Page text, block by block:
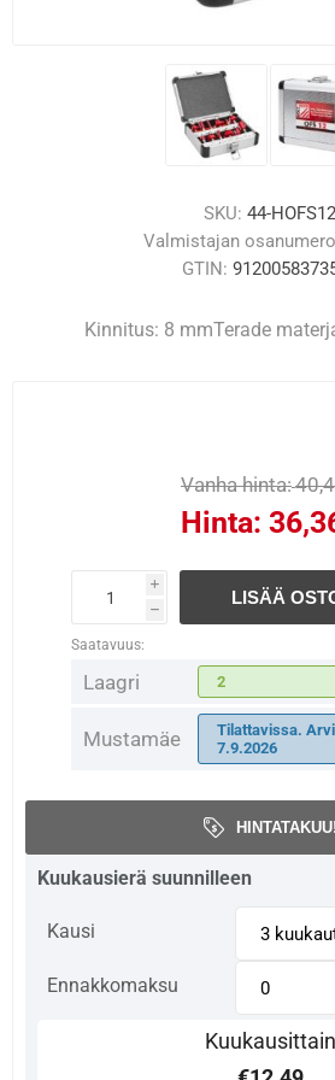
SKU: 44-HOFS12
Valmistajan
GTIN:
Kinnitus: 8 mmTerade
Vanha hinta:
Hinta:
i
h
LISÄÄ
Saatavuus:
Laagri 2
Mustamäe
Tilattavissa.
7.9.2026
HINTATAKUU!
Kuukausierä suunnilleen
Kausi
Ennakkomaksu
Kuukausittain